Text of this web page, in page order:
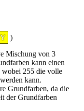
Y )
Mischung von 3
kann einen
wobei 255 die volle
kann.
Grundfarben, da die
der Grundfarben